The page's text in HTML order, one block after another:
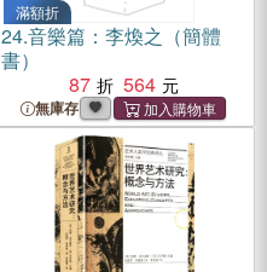
滿額折
24.音樂篇：李煥之（簡體
書）
87
564
無庫存